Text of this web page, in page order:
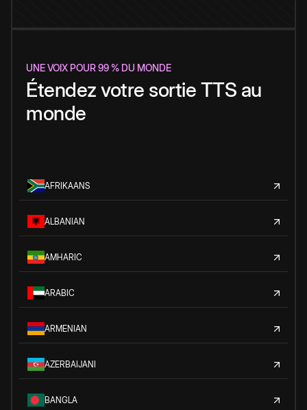
UNE VOIX POUR 99 % DU MONDE
Étendez votre sortie TTS au
monde
AFRIKAANS
ALBANIAN
AMHARIC
ARABIC
ARMENIAN
AZERBAIJANI
BANGLA